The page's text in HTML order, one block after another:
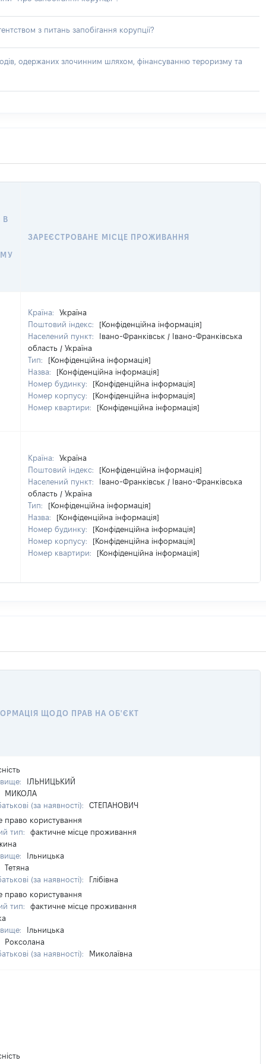
з питань запобігання корупції?
одержаних злочинним шляхом, фінансуванню тероризму та
В
ЗАРЕЄСТРОВАНЕ МІСЦЕ ПРОЖИВАННЯ
Країна:
Україна
Поштовий індекс:
[Конфіденційна інформація]
Населений пункт:
Івано-Франківськ / Івано-Франківська
область / Україна
Тип:
[Конфіденційна інформація]
Назва:
[Конфіденційна інформація]
Номер будинку:
[Конфіденційна інформація]
Номер корпусу:
[Конфіденційна інформація]
Номер квартири:
[Конфіденційна інформація]
Країна:
Україна
Поштовий індекс:
[Конфіденційна інформація]
Населений пункт:
Івано-Франківськ / Івано-Франківська
область / Україна
Тип:
[Конфіденційна інформація]
Назва:
[Конфіденційна інформація]
Номер будинку:
[Конфіденційна інформація]
Номер корпусу:
[Конфіденційна інформація]
Номер квартири:
[Конфіденційна інформація]
ЩОДО ПРАВ НА ОБ'ЄКТ
ІЛЬНИЦЬКИЙ
МИКОЛА
(за наявності):
СТЕПАНОВИЧ
право користування
тип:
фактичне місце проживання
Ільницька
Тетяна
(за наявності):
Глібівна
право користування
тип:
фактичне місце проживання
Ільницька
Роксолана
(за наявності):
Миколаївна